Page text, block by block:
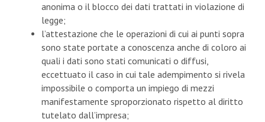
anonima o il blocco dei dati trattati in violazione di
legge;
l’attestazione che le operazioni di cui ai punti sopra
sono state portate a conoscenza anche di coloro ai
quali i dati sono stati comunicati o diffusi,
eccettuato il caso in cui tale adempimento si rivela
impossibile o comporta un impiego di mezzi
manifestamente sproporzionato rispetto al diritto
tutelato dall’impresa;